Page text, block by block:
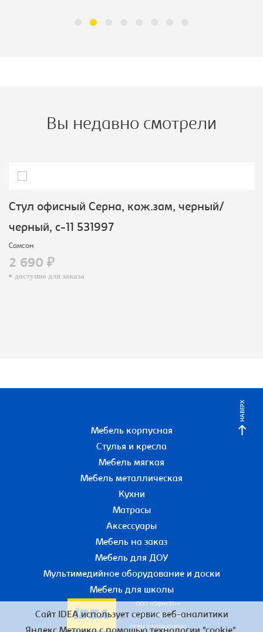
Вы недавно смотрели
Стул офисный Серна, кож.зам, черный/
черный, с-11 531997
Самсон
2 690 ₽
доступно для заказа
НАВЕРХ
Мебель корпусная
Стулья и кресла
Мебель мягкая
Мебель металлическая
Кухни
Матрасы
Аксессуары
Мебель на заказ
Мебель для ДОУ
Мультимедийное оборудование и доски
Мебель для школы
ООО «Офис51+»
ИНН 5190055780
ОГРН 1155190016190
Сайт IDEA использует сервис веб-аналитики